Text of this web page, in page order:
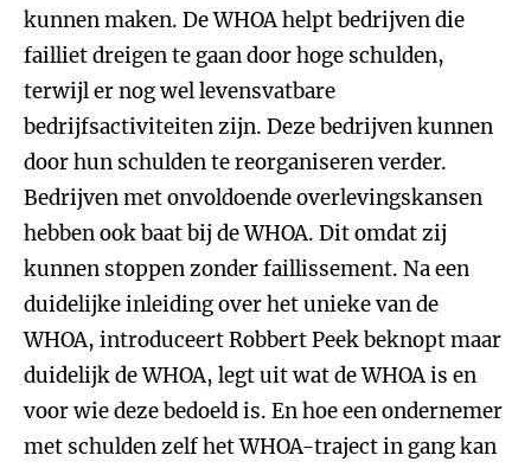
kunnen maken. De WHOA helpt bedrijven die
failliet dreigen te gaan door hoge schulden,
terwijl er nog wel levensvatbare
bedrijfsactiviteiten zijn. Deze bedrijven kunnen
door hun schulden te reorganiseren verder.
Bedrijven met onvoldoende overlevingskansen
hebben ook baat bij de WHOA. Dit omdat zij
kunnen stoppen zonder faillissement. Na een
duidelijke inleiding over het unieke van de
WHOA, introduceert Robbert Peek beknopt maar
duidelijk de WHOA, legt uit wat de WHOA is en
voor wie deze bedoeld is. En hoe een ondernemer
met schulden zelf het WHOA-traject in gang kan